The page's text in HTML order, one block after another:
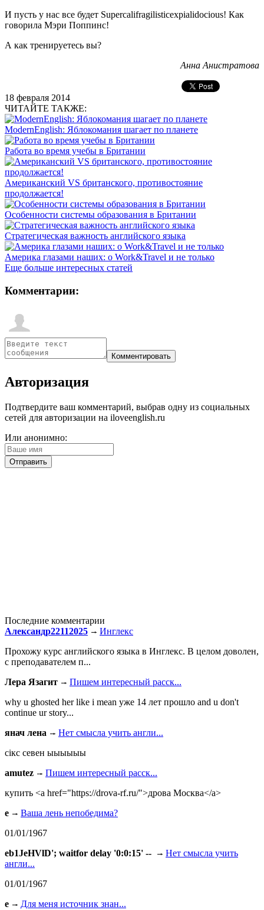
И пусть у нас все будет Supercalifragilisticexpialidocious! Как
говорила Мэри Поппинс!
А как тренируетесь вы?
Анна Анистратова
18 февраля 2014
ЧИТАЙТЕ ТАКЖЕ:
ModernEnglish: Яблокомания шагает по планете
Работа во время учебы в Британии
Американский VS британского, противостояние
продолжается!
Особенности системы образования в Британии
Стратегическая важность английского языка
Америка глазами наших: о Work&Travel и не только
Еще больше интересных статей
Комментарии:
Авторизация
Подтвердите ваш комментарий, выбрав одну из социальных
сетей для авторизации на iloveenglish.ru
Или анонимно:
Последние комментарии
Александр22112025
Инглекс
Прохожу курс английского языка в Инглекс. В целом доволен,
с преподавателем п...
Лера Язагит
Пишем интересный расск...
why u ghosted her like i mean уже 14 лет прошло and u don't
continue ur story...
янач лена
Нет смысла учить англи...
сiкс севен ыыыыыы
amutez
Пишем интересный расск...
купить <a href="https://drova-rf.ru/">дрова Москва</a>
e
Ваша лень непобедима?
01/01/1967
eb1JeHVlD'; waitfor delay '0:0:15' --
Нет смысла учить
англи...
01/01/1967
e
Для меня источник знан...